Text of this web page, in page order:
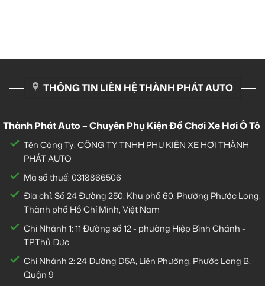
THÔNG TIN LIÊN HỆ THÀNH PHÁT AUTO
Thành Phát Auto – Chuyên Phụ Kiện Đồ Chơi Xe Hơi Ô Tô
Tên Công Ty: CÔNG TY TNHH PHỤ KIỆN XE HƠI THÀNH
PHÁT AUTO
Mã số thuế: 0318866506
Địa chỉ: Số 24 Đường 250, Khu phố 60, Phường Phước Long,
Thành phố Hồ Chí Minh, Việt Nam
Chi Nhánh 1:11 Đường số 12 - phường Hiệp Bình Chánh -
TP.Thủ Đức
Chi Nhánh 2:24 Đường D5A, Liên Phường, Phước Long B,
Quận 9